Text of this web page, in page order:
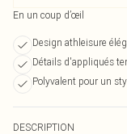
En un coup d’œil
Design athleisure
Détails d'appliqués
Polyvalent pour un
DESCRIPTION